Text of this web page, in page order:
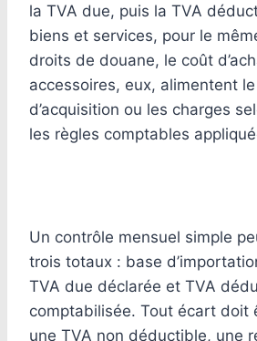
la TVA due, puis la TVA
biens et services, pour le
droits de douane, le coût
accessoires, eux, alimentent
d’acquisition ou les charges
les règles comptables
Un contrôle mensuel simple
trois totaux : base
TVA due déclarée et TVA
comptabilisée. Tout écart doit
une TVA non déductible, une